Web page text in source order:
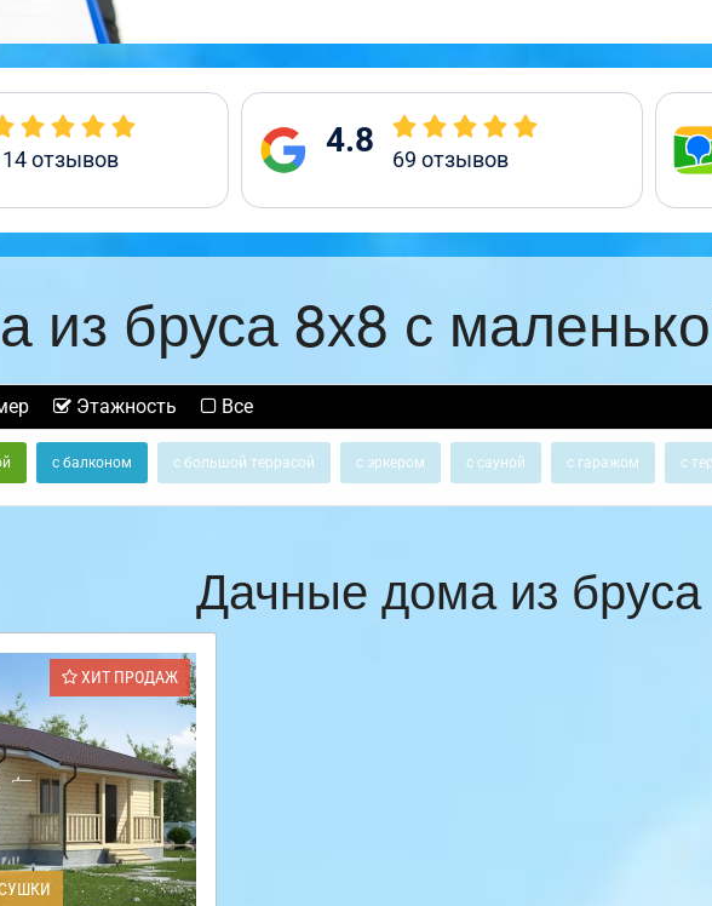
отзывов 4.8 69 отзывов
из бруса 8х8 с
Этажность Все
с балконом с большой террасой с эркером с сауной с гаражом с
Дачные дома из бруса
ХИТ ПРОДАЖ